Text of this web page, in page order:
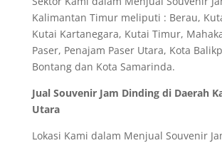
Kalimantan Timur meliputi : Berau,
Kutai Kartanegara, Kutai Timur,
Paser, Penajam Paser Utara, Kota
Bontang dan Kota Samarinda.
Jual Souvenir Jam Dinding di Daerah
Utara
Lokasi Kami dalam Menjual Souvenir